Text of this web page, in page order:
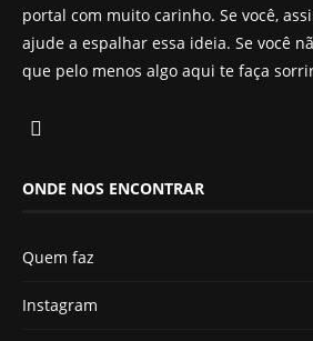
portal com muito carinho. Se você,
ajude a espalhar essa ideia. Se você
que pelo menos algo aqui te faça
ONDE NOS ENCONTRAR
Quem faz
Instagram